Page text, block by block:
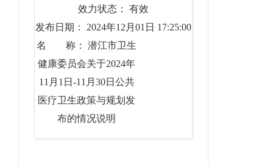
效力状态： 有效
发布日期： 2024年12月01日 17:25:00
名 称： 潜江市卫生
健康委员会关于2024年
11月1日-11月30日公共
医疗卫生政策与规划发
布的情况说明